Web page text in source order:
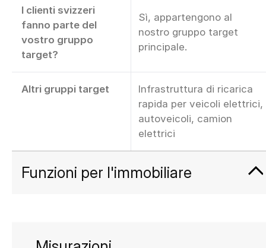
I clienti svizzeri
fanno parte del
vostro gruppo
target?
Sì, appartengono al
nostro gruppo target
principale.
Altri gruppi target
Infrastruttura di ricarica
rapida per veicoli elettrici,
autoveicoli, camion
elettrici
Funzioni per l'immobiliare